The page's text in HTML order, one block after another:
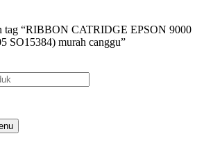
tag “RIBBON CATRIDGE EPSON 9000
SO15384) murah canggu”